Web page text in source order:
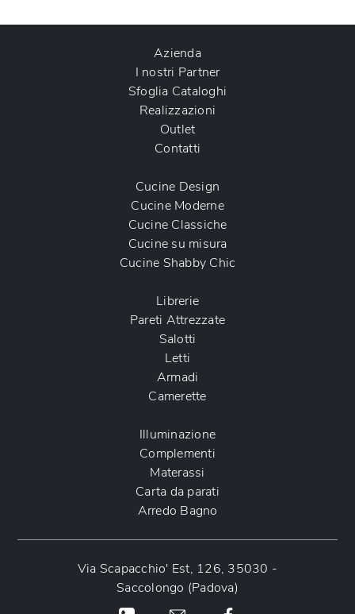
Azienda
I nostri Partner
Sfoglia Cataloghi
Realizzazioni
Outlet
Contatti
Cucine Design
Cucine Moderne
Cucine Classiche
Cucine su misura
Cucine Shabby Chic
Librerie
Pareti Attrezzate
Salotti
Letti
Armadi
Camerette
Illuminazione
Complementi
Materassi
Carta da parati
Arredo Bagno
Via Scapacchio' Est, 126, 35030 -
Saccolongo (Padova)